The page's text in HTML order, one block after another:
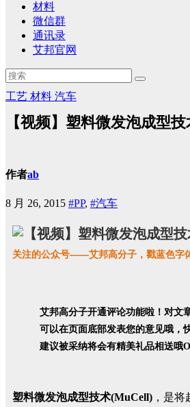
材料
微信群
通讯录
艾邦官网
工艺 材料 汽车
【视频】塑料微发泡成型技
作者ab
8 月 26, 2015 #PP, #汽车
关注的公众号——艾邦高分子，戳蓝色字
艾邦高分子开通评论功能啦！对文
可以在页面底部发表您的意见哦，
建议被采纳将会有精美礼品相送哦
塑料微发泡成型技术(MuCell) ，是